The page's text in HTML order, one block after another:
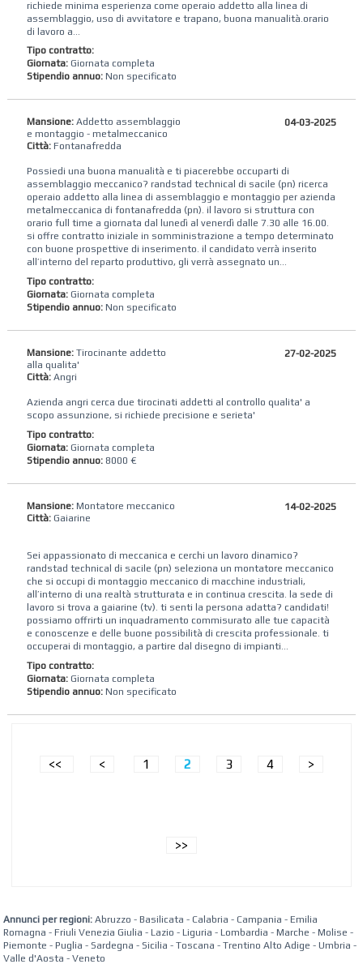
richiede minima esperienza ​come ​operaio addetto alla linea di
assemblaggio, uso di avvitatore e trapano, buona manualità. ​orario
di lavoro a...
Tipo contratto:
Giornata: Giornata completa
Stipendio annuo: Non specificato
Mansione:Addetto assemblaggio
e montaggio - metalmeccanico
Città:Fontanafredda
04-03-2025
Possiedi una buona manualità e ti piacerebbe occuparti di
assemblaggio meccanico? randstad technical di sacile (pn) ricerca
operaio addetto alla linea di assemblaggio e montaggio per azienda
metalmeccanica di fontanafredda (pn). il lavoro si struttura con
orario full time a giornata dal lunedì al venerdì dalle 7.30 alle 16.00.
si offre contratto iniziale in somministrazione a tempo determinato
con buone prospettive di inserimento. il candidato verrà inserito
all’interno del reparto produttivo, gli verrà assegnato un...
Tipo contratto:
Giornata: Giornata completa
Stipendio annuo: Non specificato
Mansione:Tirocinante addetto
alla qualita'
Città:Angri
27-02-2025
Azienda angri cerca due tirocinati addetti al controllo qualita' a
scopo assunzione, si richiede precisione e serieta'
Tipo contratto:
Giornata: Giornata completa
Stipendio annuo: 8000 €
Mansione:Montatore meccanico
Città:Gaiarine
14-02-2025
Sei appassionato di meccanica e cerchi un lavoro dinamico?
randstad technical di sacile (pn) seleziona un montatore meccanico
che si occupi di montaggio meccanico di macchine industriali,
all’interno di una realtà strutturata e in continua crescita. la sede di
lavoro si trova a gaiarine (tv). ti senti la persona adatta? candidati!
possiamo offrirti un inquadramento commisurato alle tue capacità
e conoscenze e delle buone possibilità di crescita professionale. ti
occuperai di montaggio, a partire dal disegno di impianti...
Tipo contratto:
Giornata: Giornata completa
Stipendio annuo: Non specificato
<< < 1 2 3 4 >
>>
Annunci per regioni: Abruzzo -Basilicata -Calabria -Campania -Emilia
Romagna -Friuli Venezia Giulia -Lazio -Liguria -Lombardia -Marche -Molise -
Piemonte -Puglia - Sardegna - Sicilia -Toscana -Trentino Alto Adige -Umbria -
Valle d'Aosta -Veneto